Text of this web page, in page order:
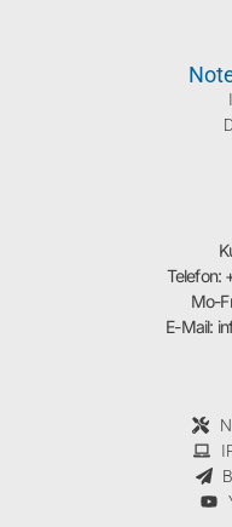
Telefon:
Mo-
E-Mail: